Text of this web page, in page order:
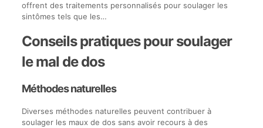
offrent des traitements personnalisés pour soulager les
sintômes tels que les…
Conseils pratiques pour soulager
le mal de dos
Méthodes naturelles
Diverses méthodes naturelles peuvent contribuer à
soulager les maux de dos sans avoir recours à des